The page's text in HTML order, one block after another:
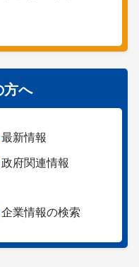
方へ
最新情報
政府関連情報
企業情報の検索